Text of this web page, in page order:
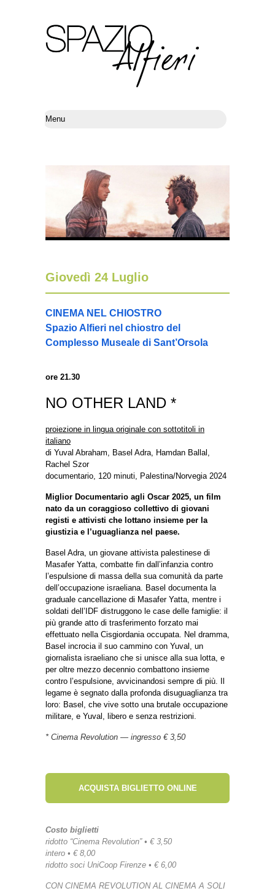
Giovedì 24 Luglio
CINEMA NEL CHIOSTRO
Spazio Alfieri nel chiostro del
Complesso Museale di Sant’Orsola
ore 21.30
NO OTHER LAND *
proiezione in lingua originale con sottotitoli in
italiano
di Yuval Abraham, Basel Adra, Hamdan Ballal,
Rachel Szor
documentario, 120 minuti, Palestina/Norvegia 2024
Miglior Documentario agli Oscar 2025, un film
nato da un coraggioso collettivo di giovani
registi e attivisti che lottano insieme per la
giustizia e l’uguaglianza nel paese.
Basel Adra, un giovane attivista palestinese di
Masafer Yatta, combatte fin dall’infanzia contro
l’espulsione di massa della sua comunità da parte
dell’occupazione israeliana. Basel documenta la
graduale cancellazione di Masafer Yatta, mentre i
soldati dell’IDF distruggono le case delle famiglie: il
più grande atto di trasferimento forzato mai
effettuato nella Cisgiordania occupata. Nel dramma,
Basel incrocia il suo cammino con Yuval, un
giornalista israeliano che si unisce alla sua lotta, e
per oltre mezzo decennio combattono insieme
contro l’espulsione, avvicinandosi sempre di più. Il
legame è segnato dalla profonda disuguaglianza tra
loro: Basel, che vive sotto una brutale occupazione
militare, e Yuval, libero e senza restrizioni.
* Cinema Revolution — ingresso € 3,50
ACQUISTA BIGLIETTO ONLINE
Costo biglietti
ridotto “Cinema Revolution” • € 3,50
intero • € 8,00
ridotto soci UniCoop Firenze • € 6,00
CON CINEMA REVOLUTION AL CINEMA A SOLI